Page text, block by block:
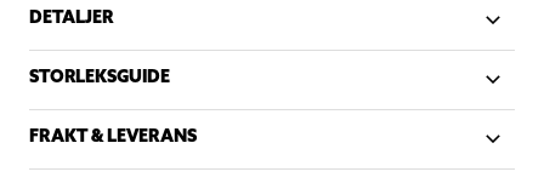
DETALJER
STORLEKSGUIDE
FRAKT & LEVERANS